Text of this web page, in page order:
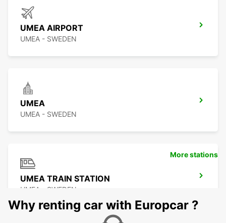
UMEA AIRPORT
UMEA - SWEDEN
UMEA
UMEA - SWEDEN
UMEA TRAIN STATION
UMEA - SWEDEN
More stations
Why renting car with Europcar ?